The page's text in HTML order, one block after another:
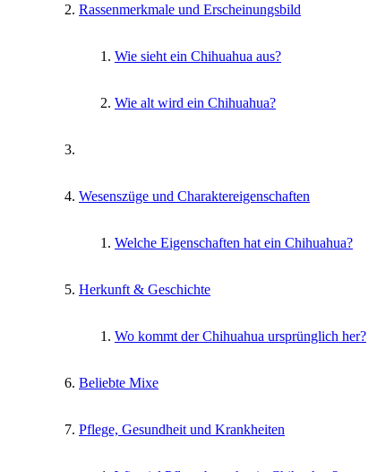
Rassenmerkmale und Erscheinungsbild
Wie sieht ein Chihuahua aus?
Wie alt wird ein Chihuahua?
Wesenszüge und Charaktereigenschaften
Welche Eigenschaften hat ein Chihuahua?
Herkunft & Geschichte
Wo kommt der Chihuahua ursprünglich her?
Beliebte Mixe
Pflege, Gesundheit und Krankheiten